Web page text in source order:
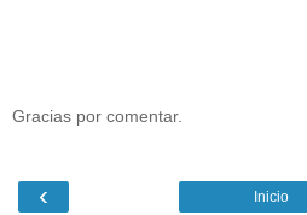
Gracias por comentar.
‹ Inicio